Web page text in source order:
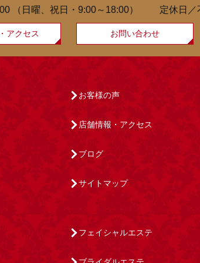
（日曜、祝日・9:00～18:00） 定休日／
アクセス お問い合わせ
お客様の声
店舗情報・アクセス
ブログ
サイトマップ
フェイシャルエステ